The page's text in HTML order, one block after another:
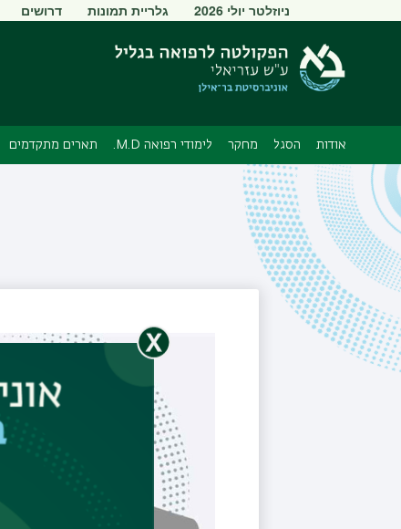
תפריט
ניוזלטר יולי 2026 גלריית תמונות דרושים
אודות הסגל מחקר לימודי רפואה M.D. תארים מתקדמים